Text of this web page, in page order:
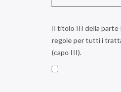
Il titolo III della parte
regole per tutti i
(capo III).